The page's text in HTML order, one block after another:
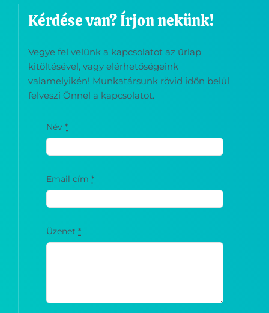
Kérdése van? Írjon nekünk!
Vegye fel velünk a kapcsolatot az űrlap
kitöltésével, vagy elérhetőségeink
valamelyikén! Munkatársunk rövid időn belül
felveszi Önnel a kapcsolatot.
Név*
Email cím*
Üzenet*